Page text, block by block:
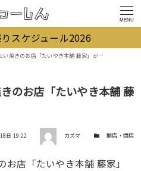
MENU
スケジュール2026
きのお店「たいやき本舗 藤家」が閉店してた
のお店「たいやき本舗 藤
日 19:22 著者 カズマ カテゴリー開店・閉店
店「たいやき本舗 藤家」